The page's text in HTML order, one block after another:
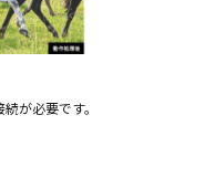
が必要です。